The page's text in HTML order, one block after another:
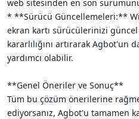
web sitesinden en son
* **Sürücü Güncellemeleri:**
ekran kartı sürücülerinizi
kararlılığını artırarak Agbot'un
yardımcı olabilir.
**Genel Öneriler ve Sonuç**
Tüm bu çözüm önerilerine
ediyorsanız, Agbot'u tamamen